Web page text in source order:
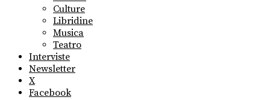
Culture
Libridine
Musica
Teatro
Interviste
Newsletter
X
Facebook